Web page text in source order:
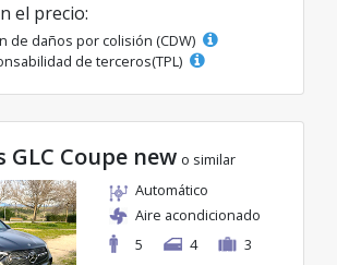
el precio:
de daños por colisión (CDW)
de terceros(TPL)
GLC Coupe new o similar
Automático
Aire acondicionado
5
4 3